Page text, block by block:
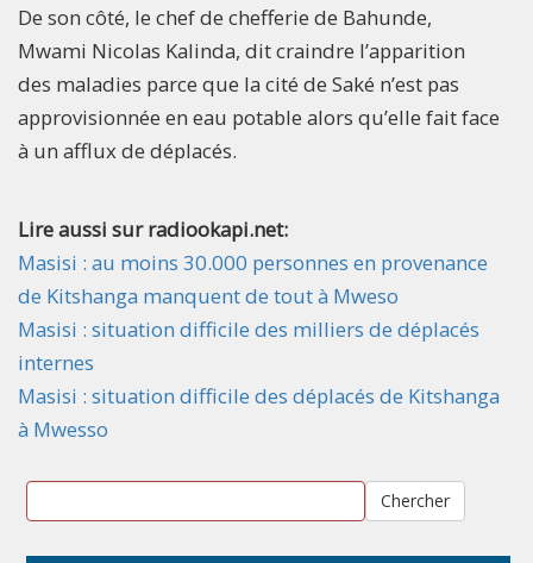
De son côté, le chef de chefferie de Bahunde,
Mwami Nicolas Kalinda, dit craindre l’apparition
des maladies parce que la cité de Saké n’est pas
approvisionnée en eau potable alors qu’elle fait face
à un afflux de déplacés.
Lire aussi sur radiookapi.net:
Masisi : au moins 30.000 personnes en provenance
de Kitshanga manquent de tout à Mweso
Masisi : situation difficile des milliers de déplacés
internes
Masisi : situation difficile des déplacés de Kitshanga
à Mwesso
Chercher